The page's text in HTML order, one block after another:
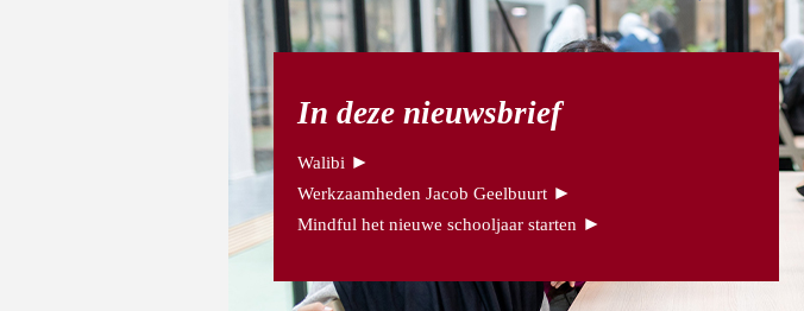
In deze nieuwsbrief
Walibi►
Werkzaamheden Jacob Geelbuurt►
Mindful het nieuwe schooljaar starten►